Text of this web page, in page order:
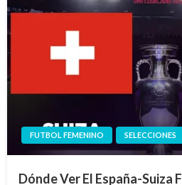
FUTBOL FEMENINO SELECCIONES
Dónde Ver El España-Suiza